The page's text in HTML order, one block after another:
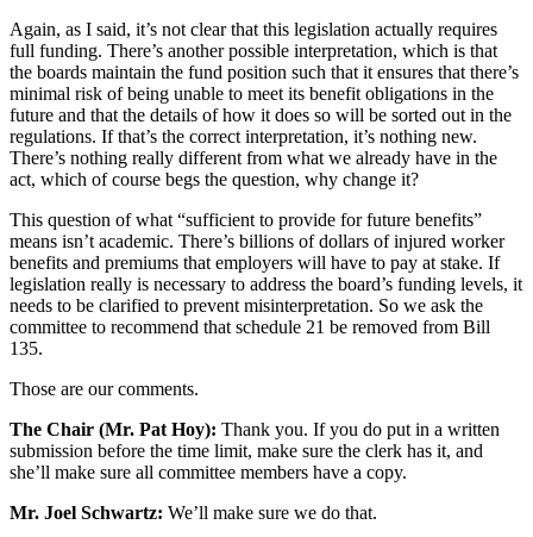
Again, as I said, it’s not clear that this legislation actually requires
full funding. There’s another possible interpretation, which is that
the boards maintain the fund position such that it ensures that there’s
minimal risk of being unable to meet its benefit obligations in the
future and that the details of how it does so will be sorted out in the
regulations. If that’s the correct interpretation, it’s nothing new.
There’s nothing really different from what we already have in the
act, which of course begs the question, why change it?
This question of what “sufficient to provide for future benefits”
means isn’t academic. There’s billions of dollars of injured worker
benefits and premiums that employers will have to pay at stake. If
legislation really is necessary to address the board’s funding levels, it
needs to be clarified to prevent misinterpretation. So we ask the
committee to recommend that schedule 21 be removed from Bill
135.
Those are our comments.
The Chair (Mr. Pat Hoy): Thank you. If you do put in a written
submission before the time limit, make sure the clerk has it, and
she’ll make sure all committee members have a copy.
Mr. Joel Schwartz: We’ll make sure we do that.